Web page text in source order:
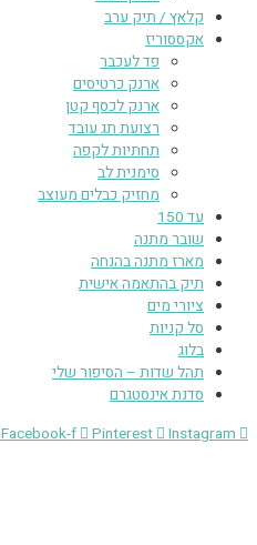
קלאץ / תיק ערב
אקססוריז
פד לעכבר
ארנק כרטיסים
ארנק לכסף קטן
רצועת תג עובד
תחתיות לקפה
סימנית לב
מחזיק כבלים מעוצב
עד 150
שובר מתנה
מארז מתנה בהנחה
תיק בהתאמה אישית
ציורי מים
סל קניות
בלוג
תהל שדות – הסיפור שלי
סדנת אינסטגרם
Facebook-f Pinterest Instagram